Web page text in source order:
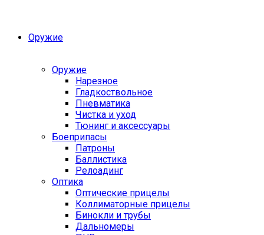
Оружие
Оружие
Нарезное
Гладкоствольное
Пневматика
Чистка и уход
Тюнинг и аксессуары
Боеприпасы
Патроны
Баллистика
Релоадинг
Оптика
Оптические прицелы
Коллиматорные прицелы
Бинокли и трубы
Дальномеры